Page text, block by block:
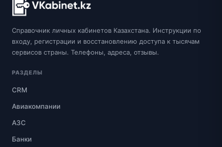
Справочник личных кабинетов Казахстана. Инструкции по
входу, регистрации и восстановлению доступа к тысячам
сервисов страны. Телефоны, адреса, отзывы.
РАЗДЕЛЫ
CRM
Авиакомпании
АЗС
Банки